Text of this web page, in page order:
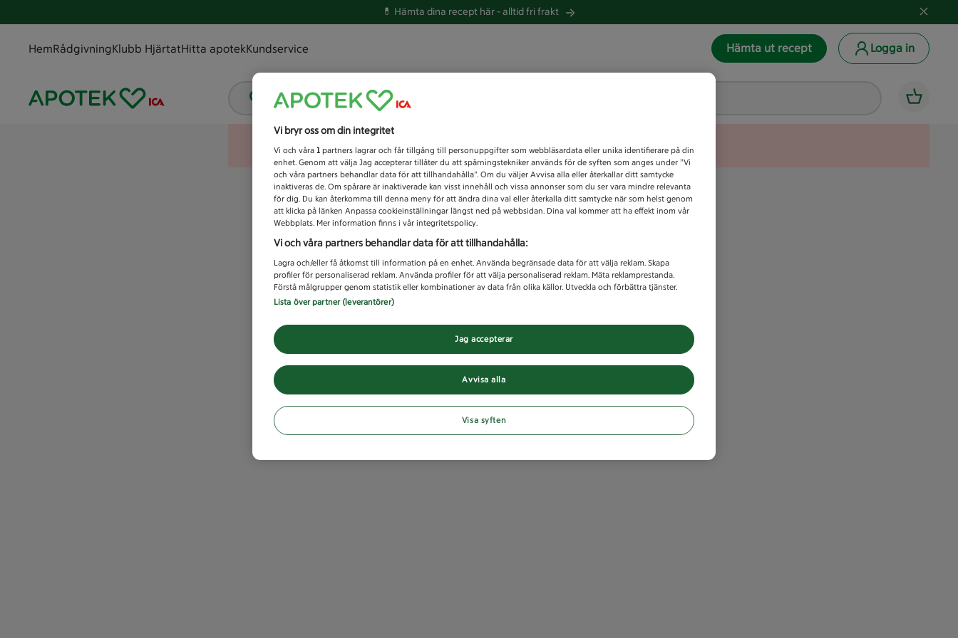
💊 Hämta dina recept här -alltid fri frakt
HemRådgivningKlubb HjärtatHitta apotekKundservice Hämta ut recept Logga in
Vad letar du efter idag?
Unknown error
Vi bryr oss om din integritet
Vi och våra 1 partners lagrar och får tillgång till personuppgifter som webbläsardata eller unika identifierare på din
enhet. Genom att välja Jag accepterar tillåter du att spårningstekniker används för de syften som anges under ”Vi
och våra partners behandlar data för att tillhandahålla”. Om du väljer Avvisa alla eller återkallar ditt samtycke
inaktiveras de. Om spårare är inaktiverade kan visst innehåll och vissa annonser som du ser vara mindre relevanta
för dig. Du kan återkomma till denna meny för att ändra dina val eller återkalla ditt samtycke när som helst genom
att klicka på länken Anpassa cookieinställningar längst ned på webbsidan. Dina val kommer att ha effekt inom vår
Webbplats. Mer information finns i vår integritetspolicy.
Vi och våra partners behandlar data för att tillhandahålla:
Lagra och/eller få åtkomst till information på en enhet. Använda begränsade data för att välja reklam. Skapa
profiler för personaliserad reklam. Använda profiler för att välja personaliserad reklam. Mäta reklamprestanda.
Förstå målgrupper genom statistik eller kombinationer av data från olika källor. Utveckla och förbättra tjänster.
Lista över partner (leverantörer)
Avvisa alla
Jag accepterar
Visa syften